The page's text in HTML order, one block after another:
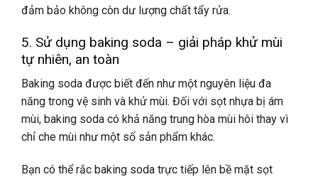
đảm bảo không còn dư lượng chất tẩy rửa.
5. Sử dụng baking soda – giải pháp khử mùi
tự nhiên, an toàn
Baking soda được biết đến như một nguyên liệu đa
năng trong vệ sinh và khử mùi. Đối với sọt nhựa bị ám
mùi, baking soda có khả năng trung hòa mùi hôi thay vì
chỉ che mùi như một số sản phẩm khác.
Bạn có thể rắc baking soda trực tiếp lên bề mặt sọt